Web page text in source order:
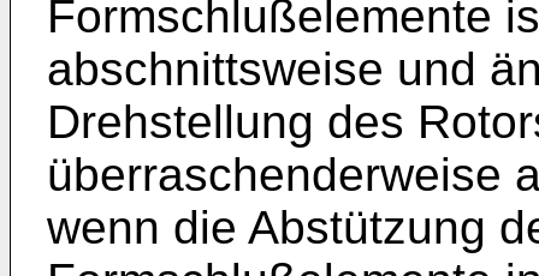
Formschlußelemente
abschnittsweise und
Drehstellung des
überraschenderweise
wenn die Abstützung